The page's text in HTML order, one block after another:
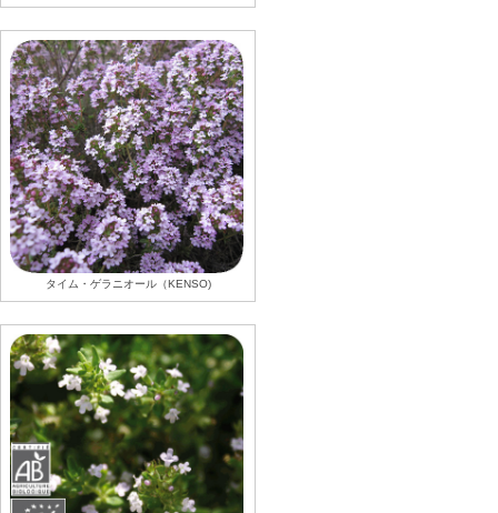
タイム・ゲラニオール（KENSO)